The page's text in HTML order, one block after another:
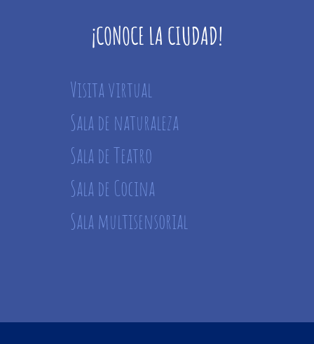
¡CONOCE LA CIUDAD!
Visita virtual
Sala de naturaleza
Sala de Teatro
Sala de Cocina
Sala multisensorial